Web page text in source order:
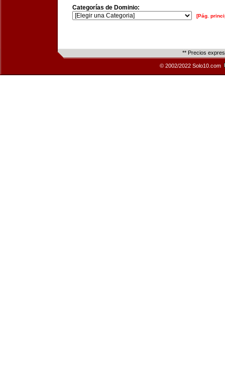
Categorías de Dominio:
[Pág.
** Precios
© 2002/2022 Solo10.com